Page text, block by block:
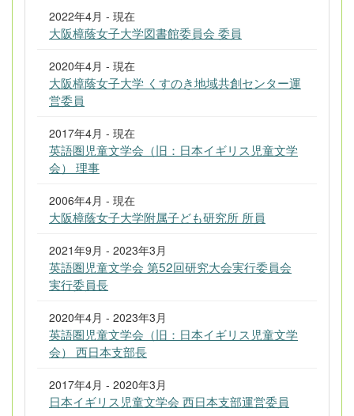
2022年4月 - 現在
大阪樟蔭女子大学図書館委員会 委員
2020年4月 - 現在
大阪樟蔭女子大学 くすのき地域共創センター運
営委員
2017年4月 - 現在
英語圏児童文学会（旧：日本イギリス児童文学
会） 理事
2006年4月 - 現在
大阪樟蔭女子大学附属子ども研究所 所員
2021年9月 - 2023年3月
英語圏児童文学会 第52回研究大会実行委員会
実行委員長
2020年4月 - 2023年3月
英語圏児童文学会（旧：日本イギリス児童文学
会） 西日本支部長
2017年4月 - 2020年3月
日本イギリス児童文学会 西日本支部運営委員